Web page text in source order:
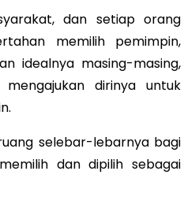
dan setiap orang
memilih pemimpin,
idealnya masing-masing,
dirinya untuk
selebar-lebarnya bagi
dan dipilih sebagai